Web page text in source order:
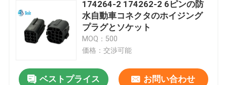
174264-2 174262-2 6ピンの防
水自動車コネクタのホイジング
プラグとソケット
MOQ：500
価格：交渉可能
ベストプライス お問い合わせ